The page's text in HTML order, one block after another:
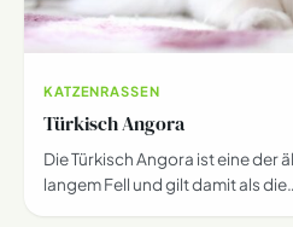
KATZENRASSEN
Türkisch Angora
Die Türkisch Angora ist eine der
langem Fell und gilt damit als